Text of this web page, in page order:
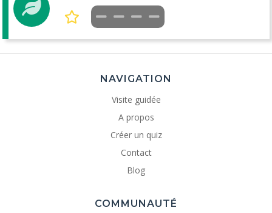
NAVIGATION
Visite guidée
A propos
Créer un quiz
Contact
Blog
COMMUNAUTÉ